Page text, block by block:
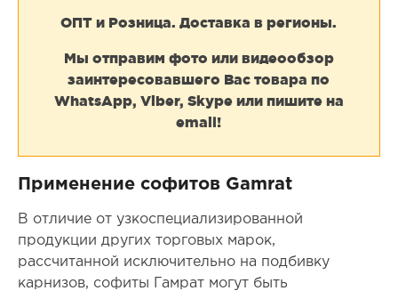
ОПТ и Розница. Доставка в регионы.
Мы отправим фото или видеообзор
заинтересовавшего Вас товара по
WhatsApp, Viber, Skype или пишите на
email!
Применение софитов Gamrat
В отличие от узкоспециализированной
продукции других торговых марок,
рассчитанной исключительно на подбивку
карнизов, софиты Гамрат могут быть